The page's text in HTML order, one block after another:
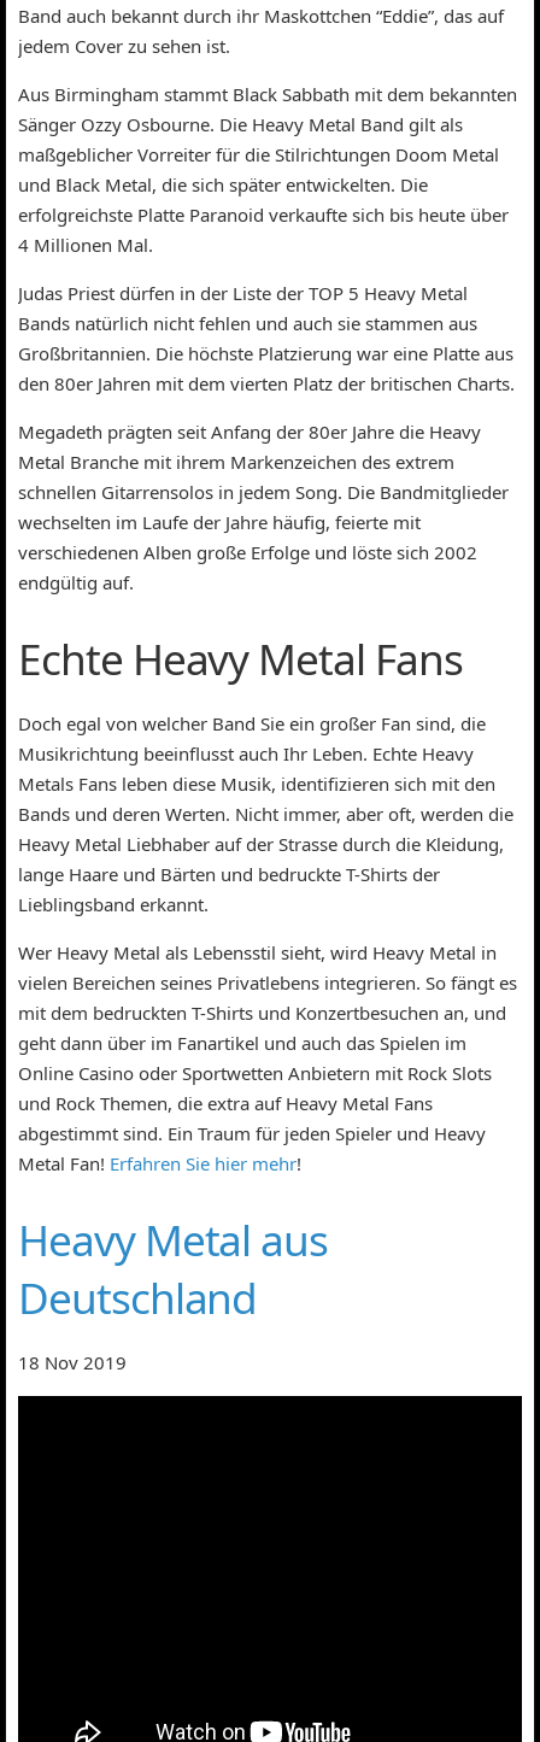
Band auch bekannt durch ihr Maskottchen “Eddie”, das auf
jedem Cover zu sehen ist.
Aus Birmingham stammt Black Sabbath mit dem bekannten
Sänger Ozzy Osbourne. Die Heavy Metal Band gilt als
maßgeblicher Vorreiter für die Stilrichtungen Doom Metal
und Black Metal, die sich später entwickelten. Die
erfolgreichste Platte Paranoid verkaufte sich bis heute über
4 Millionen Mal.
Judas Priest dürfen in der Liste der TOP 5 Heavy Metal
Bands natürlich nicht fehlen und auch sie stammen aus
Großbritannien. Die höchste Platzierung war eine Platte aus
den 80er Jahren mit dem vierten Platz der britischen Charts.
Megadeth prägten seit Anfang der 80er Jahre die Heavy
Metal Branche mit ihrem Markenzeichen des extrem
schnellen Gitarrensolos in jedem Song. Die Bandmitglieder
wechselten im Laufe der Jahre häufig, feierte mit
verschiedenen Alben große Erfolge und löste sich 2002
endgültig auf.
Echte Heavy Metal Fans
Doch egal von welcher Band Sie ein großer Fan sind, die
Musikrichtung beeinflusst auch Ihr Leben. Echte Heavy
Metals Fans leben diese Musik, identifizieren sich mit den
Bands und deren Werten. Nicht immer, aber oft, werden die
Heavy Metal Liebhaber auf der Strasse durch die Kleidung,
lange Haare und Bärten und bedruckte T-Shirts der
Lieblingsband erkannt.
Wer Heavy Metal als Lebensstil sieht, wird Heavy Metal in
vielen Bereichen seines Privatlebens integrieren. So fängt es
mit dem bedruckten T-Shirts und Konzertbesuchen an, und
geht dann über im Fanartikel und auch das Spielen im
Online Casino oder Sportwetten Anbietern mit Rock Slots
und Rock Themen, die extra auf Heavy Metal Fans
abgestimmt sind. Ein Traum für jeden Spieler und Heavy
Metal Fan! Erfahren Sie hier mehr!
Heavy Metal aus
Deutschland
18 Nov 2019